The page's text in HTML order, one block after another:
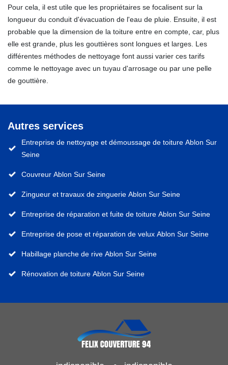
Pour cela, il est utile que les propriétaires se focalisent sur la
longueur du conduit d'évacuation de l'eau de pluie. Ensuite, il est
probable que la dimension de la toiture entre en compte, car, plus
elle est grande, plus les gouttières sont longues et larges. Les
différentes méthodes de nettoyage font aussi varier ces tarifs
comme le nettoyage avec un tuyau d'arrosage ou par une pelle
de gouttière.
Autres services
Entreprise de nettoyage et démoussage de toiture Ablon Sur
Seine
Couvreur Ablon Sur Seine
Zingueur et travaux de zinguerie Ablon Sur Seine
Entreprise de réparation et fuite de toiture Ablon Sur Seine
Entreprise de pose et réparation de velux Ablon Sur Seine
Habillage planche de rive Ablon Sur Seine
Rénovation de toiture Ablon Sur Seine